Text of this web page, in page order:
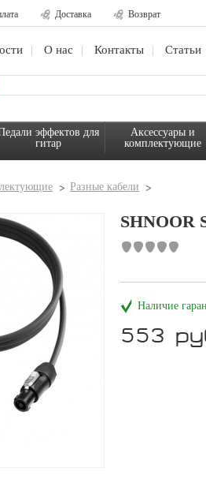
Доставка Возврат
О нас Контакты Статьи
эффектов для
гитар
Аксессуары и
комплектующие
Разные кабели
SHNOOR
Наличие
553